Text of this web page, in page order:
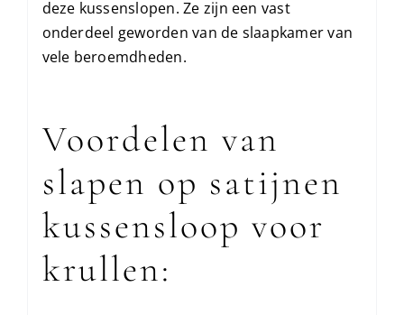
deze kussenslopen. Ze zijn een vast
onderdeel geworden van de slaapkamer van
vele beroemdheden.
Voordelen van
slapen op satijnen
kussensloop voor
krullen: